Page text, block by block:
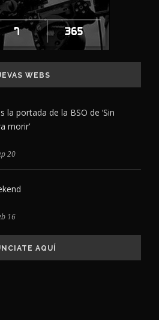
WEBS
la portada de la BSO de ‘Sin
morir’
20
16
AQUÍ